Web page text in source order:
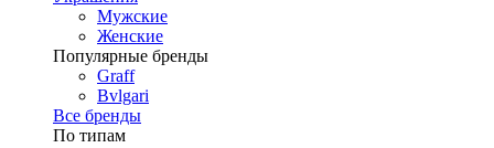
Мужские
Женские
Популярные бренды
Graff
Bvlgari
Все бренды
По типам